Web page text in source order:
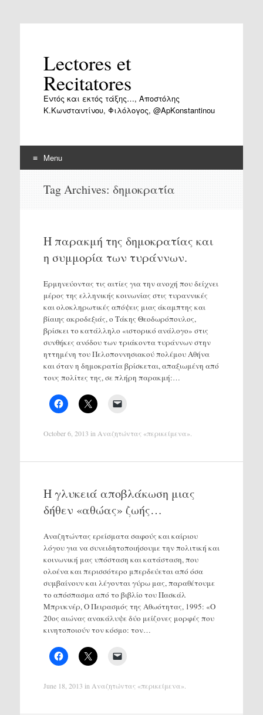
Lectores et
Recitatores
Εντός και εκτός τάξης…, Αποστόλης
Κ.Κωνσταντίνου, Φιλόλογος, @ApKonstantinou
Menu
Tag Archives: δημοκρατία
Η παρακμή της δημοκρατίας και
η συμμορία των τυράννων.
Ερμηνεύοντας τις αιτίες για την ανοχή που δείχνει
μέρος της ελληνικής κοινωνίας στις τυραννικές
και ολοκληρωτικές απόψεις μιας άκαμπτης και
βίαιης ακροδεξιάς, ο Τάκης Θεοδωρόπουλος,
βρίσκει το κατάλληλο «ιστορικό ανάλογο» στις
συνθήκες ανόδου των τριάκοντα τυράννων στην
ηττημένη του Πελοποννησιακού πολέμου Αθήνα
και όταν η δημοκρατία βρίσκεται, απαξιωμένη από
τους πολίτες της, σε πλήρη παρακμή:…
October 6, 2013 in Αναζητώντας «περικείμενα»
Η γλυκειά αποβλάκωση μιας
δήθεν «αθώας» ζωής…
Αναζητώντας ερείσματα σαφούς και καίριου
λόγου για να συνειδητοποιήσουμε την πολιτική και
κοινωνική μας υπόσταση και κατάσταση, που
ολοένα και περισσότερο μπερδεύεται από όσα
συμβαίνουν και λέγονται γύρω μας, παραθέτουμε
το απόσπασμα από το βιβλίο του Πασκάλ
Μπρυκνέρ, Ο Πειρασμός της Αθωότητας, 1995: «Ο
20ος αιώνας ανακάλυψε δύο μείζονες μορφές που
κινητοποιούν τον κόσμο: τον…
June 18, 2013 in Αναζητώντας «περικείμενα»